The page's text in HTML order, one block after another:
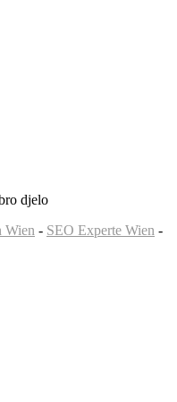
djelo
Wien - SEO Experte Wien -